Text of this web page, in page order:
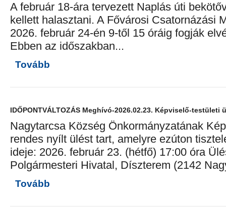
A február 18-ára tervezett Naplás úti
kellett halasztani. A Fővárosi Csatornázási
2026. február 24-én 9-től 15 óráig fogják
Ebben az időszakban...
Tovább
IDŐPONTVÁLTOZÁS Meghívó-2026.02.23. Képviselő-testületi
Nagytarcsa Község Önkormányzatának
rendes nyílt ülést tart, amelyre ezúton
ideje: 2026. február 23. (hétfő) 17:00 óra
Polgármesteri Hivatal, Díszterem (2142
Tovább